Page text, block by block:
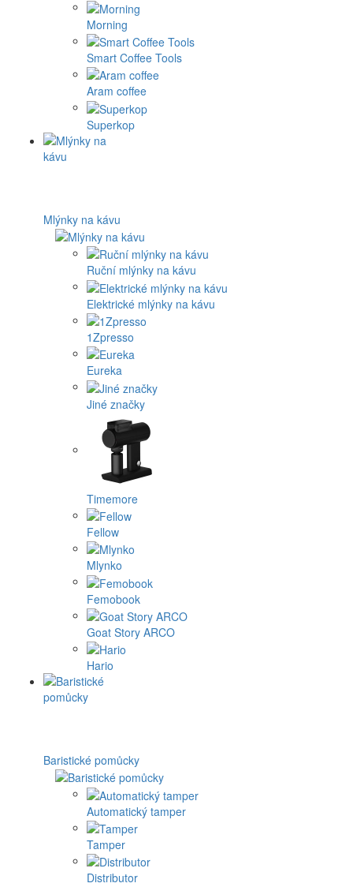
Morning
Smart Coffee Tools
Aram coffee
Superkop
Mlýnky na kávu
Ruční mlýnky na kávu
Elektrické mlýnky na kávu
1Zpresso
Eureka
Jiné značky
Timemore
Fellow
Mlynko
Femobook
Goat Story ARCO
Hario
Baristické pomůcky
Automatický tamper
Tamper
Distributor